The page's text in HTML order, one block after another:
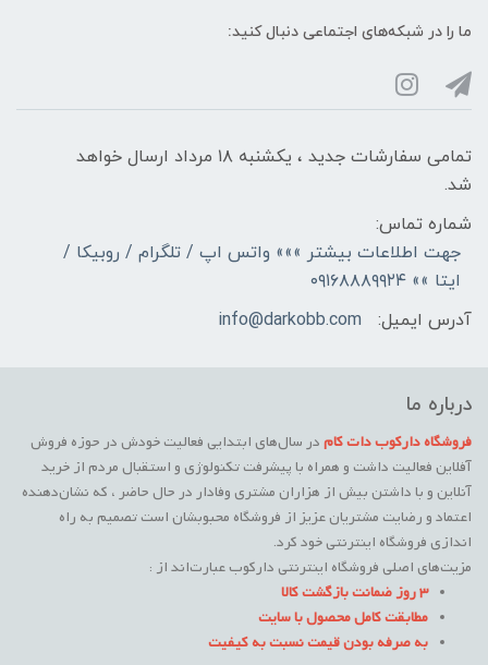
ما را در شبکه‌های اجتماعی دنبال کنید:
تمامی سفارشات جدید ، یکشنبه ۱۸ مرداد ارسال خواهد
شد.
شماره تماس:
جهت اطلاعات بیشتر »»» واتس اپ / تلگرام / روبیکا /
ایتا »» ۰۹۱۶۸۸۸۹۹۲۴
آدرس ایمیل:
info@darkobb.com
درباره ما
فروشگاه دارکوب دات کامدر سال‌های ابتدایی فعالیت خودش در حوزه فروش
آفلاین فعالیت داشت و همراه با پیشرفت تکنولوژی و استقبال مردم از خرید
آنلاین و با داشتن بیش از هزاران مشتری وفادار در حال حاضر ، که نشان‌دهنده
اعتماد و رضایت مشتریان عزیز از فروشگاه محبوبشان است تصمیم به راه
اندازی فروشگاه اینترنتی خود کرد.
مزیت‌های اصلی فروشگاه اینترنتی دارکوب عبارت‌اند از :
3 روز ضمانت بازگشت کالا
مطابقت کامل محصول با سایت
به صرفه بودن قیمت نسبت به کیفیت